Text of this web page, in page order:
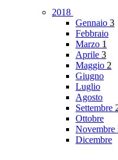
2018
Gennaio 3
Febbraio
Marzo 1
Aprile 3
Maggio 2
Giugno
Luglio
Agosto
Settembre
Ottobre
Novembre
Dicembre